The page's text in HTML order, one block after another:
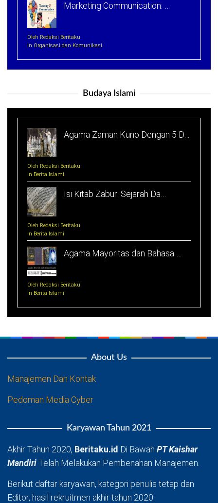
Marketing Communication: …
Oleh Redaksi Beritaku
In Organisasi dan Komunikasi
Budaya Islami
Agama Zaman Kuno Dengan 5 D…
Oleh Redaksi Beritaku
In Berita Islami
Isi Kitab Zabur: Sejarah Da…
Oleh Redaksi Beritaku
In Berita Islami
Agama Mayoritas dan Bahasa …
Oleh Redaksi Beritaku
In Berita Islami
About Us
Manajemen Dan Kontak
Pedoman Media Cyber
Karyawan Tahun 2021
Akhir Tahun 2020, Beritaku.id Di Bawah PT Kaishar
MandiriTelah Melakukan Pembenahan Manajemen.
Berikut daftar karyawan, kategori penulis tetap dan
Editor, hasil rekruitmen akhir tahun 2020: